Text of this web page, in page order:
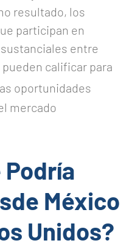
resultado, los
participan en
entre
calificar para
oportunidades
mercado
Podría
México
Unidos?